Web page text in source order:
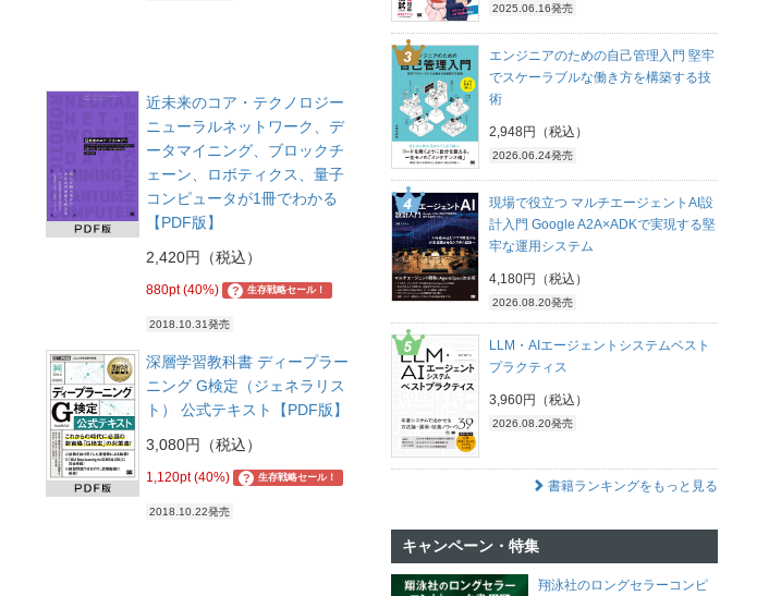
近未来のコア・テクノロジー
ニューラルネットワーク、デ
ータマイニング、ブロックチ
ェーン、ロボティクス、量子
コンピュータが1冊でわかる
【PDF版】
2,420円（税込）
880pt (40%) ? 生存戦略セール！
2018.10.31発売
深層学習教科書 ディープラー
ニング G検定（ジェネラリス
ト） 公式テキスト【PDF版】
3,080円（税込）
1,120pt (40%) ? 生存戦略セール！
2018.10.22発売
2025.06.16発売
エンジニアのための自己管理入門 堅牢
でスケーラブルな働き方を構築する技
術
2,948円（税込）
2026.06.24発売
現場で役立つ マルチエージェントAI設
計入門 Google A2A×ADKで実現する堅
牢な運用システム
4,180円（税込）
2026.08.20発売
LLM・AIエージェントシステムベスト
プラクティス
3,960円（税込）
2026.08.20発売
書籍ランキングをもっと見る
キャンペーン・特集
翔泳社のロングセラーコンピ